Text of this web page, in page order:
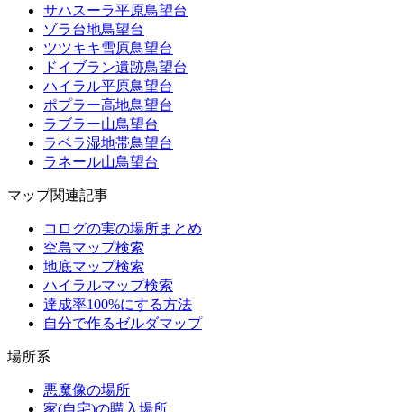
サハスーラ平原鳥望台
ゾラ台地鳥望台
ツツキキ雪原鳥望台
ドイブラン遺跡鳥望台
ハイラル平原鳥望台
ポプラー高地鳥望台
ラブラー山鳥望台
ラベラ湿地帯鳥望台
ラネール山鳥望台
マップ関連記事
コログの実の場所まとめ
空島マップ検索
地底マップ検索
ハイラルマップ検索
達成率100%にする方法
自分で作るゼルダマップ
場所系
悪魔像の場所
家(自宅)の購入場所